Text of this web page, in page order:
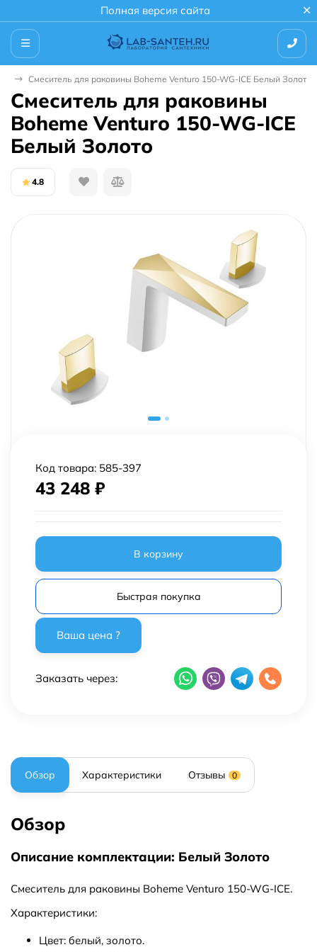
Полная версия сайта
Смеситель для раковины Boheme Venturo 150-WG-ICE Белый Золото
Смеситель для раковины
Boheme Venturo 150-WG-ICE
Белый Золото
4.8
Код товара: 585-397
43 248 ₽
В корзину
Быстрая покупка
Заказать через:
Обзор Характеристики Отзывы 0
Обзор
Описание комплектации: Белый Золото
Смеситель для раковины Boheme Venturo 150-WG-ICE.
Характеристики:
Цвет: белый, золото.